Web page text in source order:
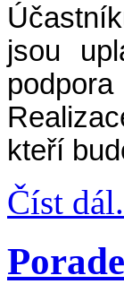
jsou
kteří
Číst